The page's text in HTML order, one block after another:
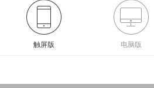
触屏版 电脑版